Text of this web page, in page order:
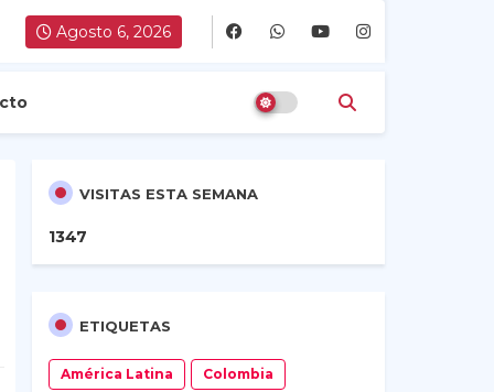
Agosto 6, 2026
VISITAS ESTA SEMANA
1347
ETIQUETAS
América Latina Colombia